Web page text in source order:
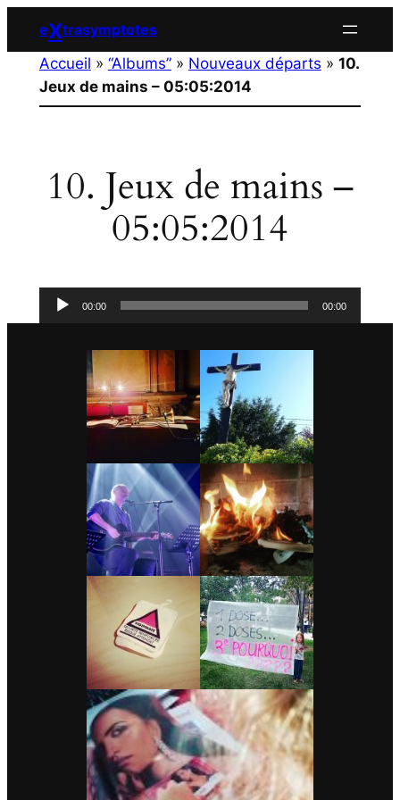
contenu
eXtrasymptotes
Accueil » “Albums”» Nouveaux départs » 10.
Jeux de mains – 05:05:2014
10. Jeux de mains –
05:05:2014
Lecteur
audio
00:00 00:00